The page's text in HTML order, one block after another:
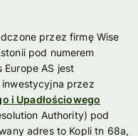
przez firmę Wise
pod numerem
Europe AS jest
przez
i Upadłościowego
Authority) pod
adres to Kopli tn 68a,